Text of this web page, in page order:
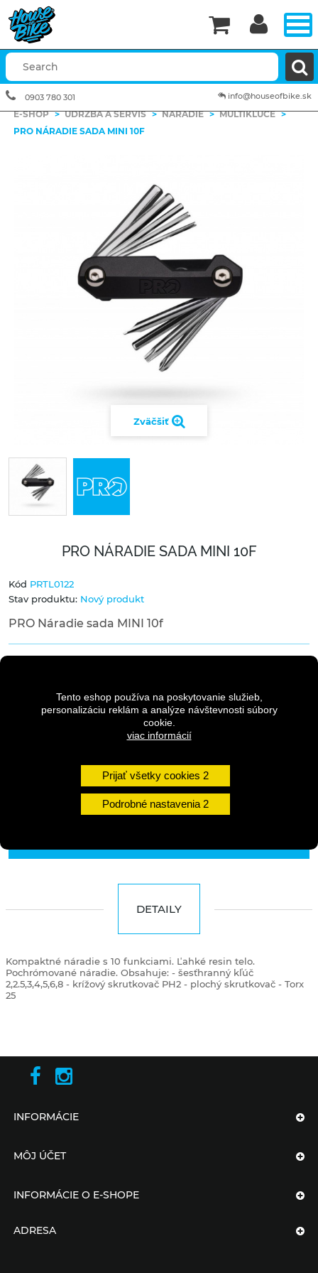
Tento eshop používa na poskytovanie služieb,
personalizáciu reklám a analýze návštevnosti súbory
cookie.
viac informácií
Prijať všetky cookies
Podrobné nastavenia
E-SHOP > ÚDRŽBA A SERVIS > NÁRADIE > MULTIKĽÚČE >
PRO NÁRADIE SADA MINI 10F
Zväčšiť
PRO NÁRADIE SADA MINI 10F
Kód PRTL0122
Stav produktu: Nový produkt
PRO Náradie sada MINI 10f
DETAILY
Kompaktné náradie s 10 funkciami. Ľahké resin telo.
Pochrómované náradie. Obsahuje: - šesťhranný kľúč
2,2.5,3,4,5,6,8 - krížový skrutkovač PH2 - plochý skrutkovač - Torx
25
INFORMÁCIE
MÔJ ÚČET
INFORMÁCIE O E-SHOPE
ADRESA


info@houseofbike.sk
0903 780 301